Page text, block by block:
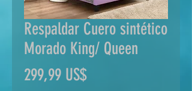
Respaldar Cuero sintético
Morado King/ Queen
299,99 US$Precio